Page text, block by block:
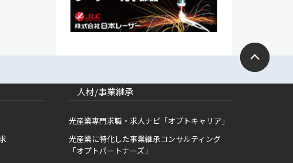
人材/事業継承
光産業専門求職・求人ナビ「オプトキャリア」
光産業に特化した事業継承コンサルティング
「オプトパートナーズ」